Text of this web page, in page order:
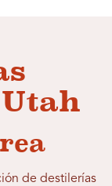
de destilerías